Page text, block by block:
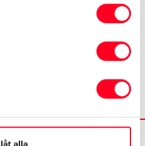
Besök vår verkstad
längre ned på sidan.
07.00-16.30.